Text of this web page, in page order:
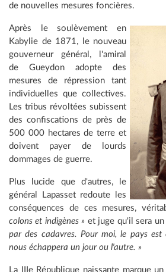
de nouvelles mesures foncières.
Après le soulèvement en
Kabylie de 1871, le nouveau
gouverneur général, l'amiral
de Gueydon adopte des
mesures de répression tant
individuelles que collectives.
Les tribus révoltées subissent
des confiscations de près de
500 000 hectares de terre et
doivent payer de lourds
dommages de guerre.
Plus lucide que d'autres, le
général Lapasset redoute les
conséquences de ces mesures,
colons et indigènes » et juge qu'il sera
par des cadavres. Pour moi, le pays
nous échappera un jour ou l'autre. »
La IIIe République naissante marque